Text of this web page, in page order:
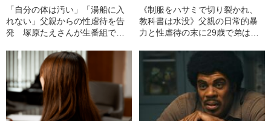
「自分の体は汚い」「湯船に入
れない」父親からの性虐待を告
発 塚原たえさんが生番組で明
《制服をハサミで切り裂かれ、
教科書は水没》父親の日常的暴
力と性虐待の末に29歳で弟は自